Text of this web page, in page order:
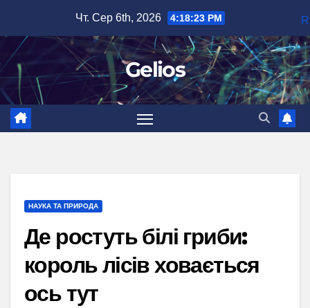
вмісту
Чт. Сер 6th, 2026 4:18:25 PM
Gelios
НАУКА ТА ПРИРОДА
Де ростуть білі гриби:
король лісів ховається
ось тут